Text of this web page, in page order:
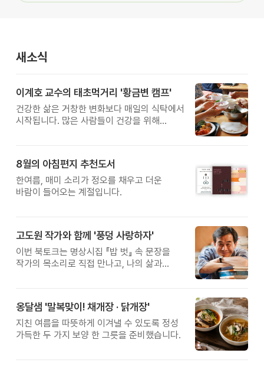
새소식
이계호 교수의 태초먹거리 '황금변 캠프'
건강한 삶은 거창한 변화보다 매일의 식탁에서
시작됩니다. 많은 사람들이 건강을 위해
받은 이계호 교수와 함께하는 태초먹거리
황금변 캠프
8월의 아침편지 추천도서
한여름, 매미 소리가 정오를 채우고 더운
바람이 들어오는 계절입니다.
고도원 작가와 함께 '풍덩 사랑하자'
이번 북토크는 명상시집 『밥 벗』 속 문장을
작가의 목소리로 직접 만나고, 나의 삶과
옹달샘 '말복맞이! 채개장 · 닭개장'
지친 여름을 따뜻하게 이겨낼 수 있도록 정성
가득한 두 가지 보양 한 그릇을 준비했습니다.